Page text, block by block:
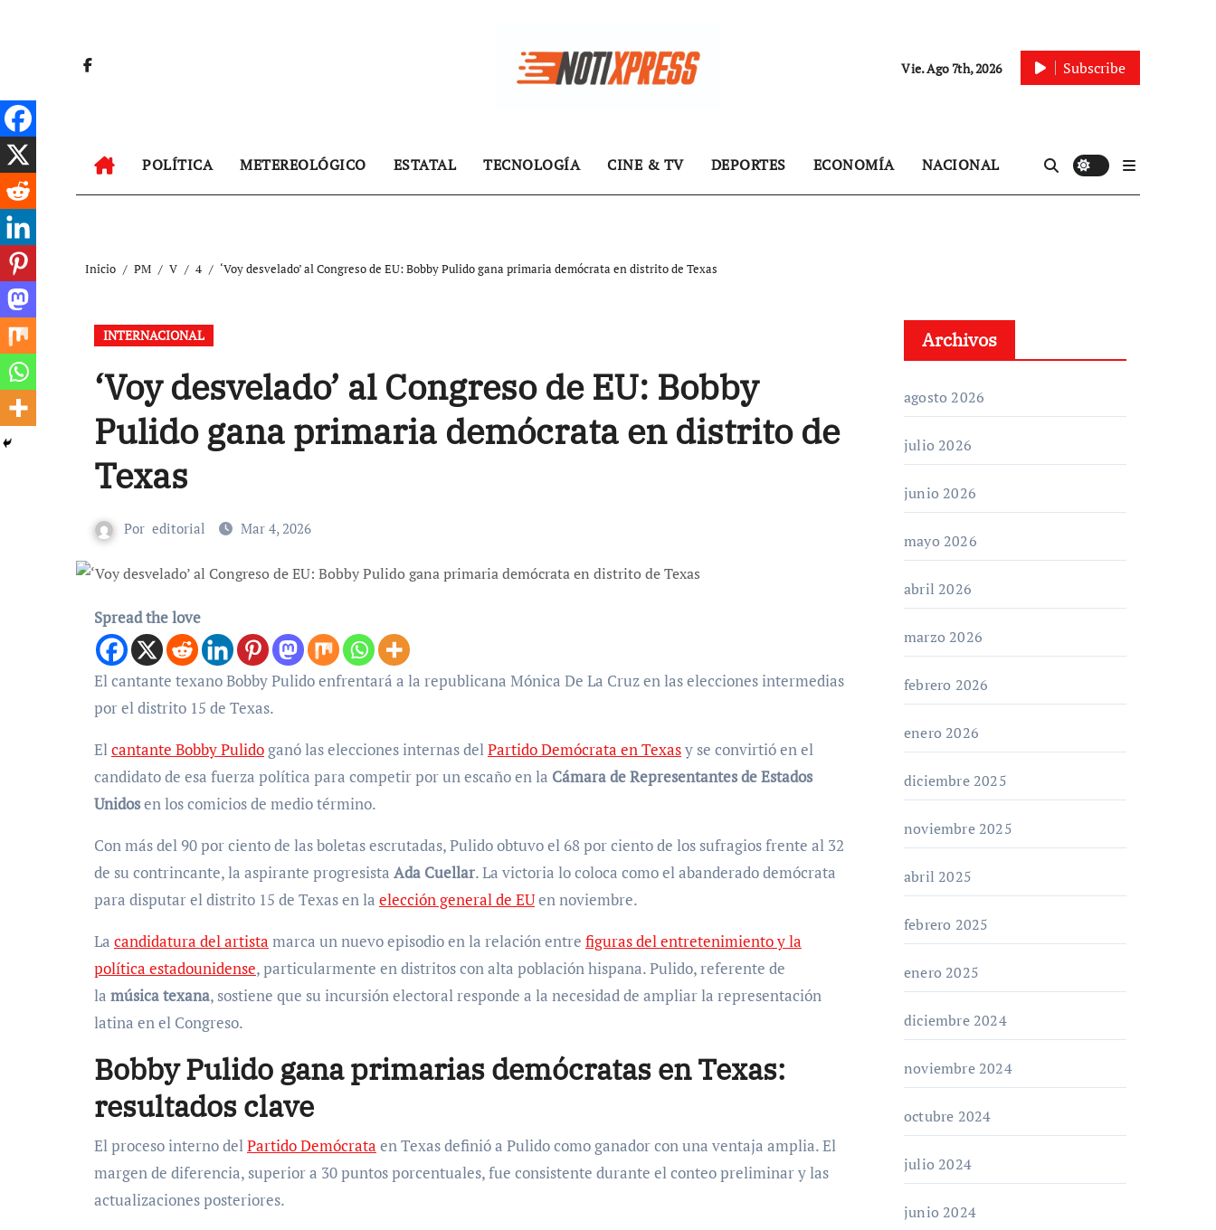
Vie. Ago 7th, 2026 Subscribe
POLÍTICA METEREOLÓGICO ESTATAL TECNOLOGÍA CINE & TV DEPORTES ECONOMÍA NACIONAL
Inicio PM V 4 ‘Voy desvelado’ al Congreso de EU: Bobby Pulido gana primaria demócrata en distrito de Texas
INTERNACIONAL
‘Voy desvelado’ al Congreso de EU: Bobby
Pulido gana primaria demócrata en distrito de
Texas
Por editorial Mar 4, 2026
Spread the love
El cantante texano Bobby Pulido enfrentará a la republicana Mónica De La Cruz en las elecciones intermedias
por el distrito 15 de Texas.
Elcantante Bobby Pulido ganó las elecciones internas delPartido Demócrata en Texasy se convirtió en el
candidato de esa fuerza política para competir por un escaño en la Cámara de Representantes de Estados
Unidosen los comicios de medio término.
Con más del 90 por ciento de las boletas escrutadas, Pulido obtuvo el 68 por ciento de los sufragios frente al 32
de su contrincante, la aspirante progresista Ada Cuellar. La victoria lo coloca como el abanderado demócrata
para disputar el distrito 15 de Texas en la elección general de EUen noviembre.
La candidatura del artista marca un nuevo episodio en la relación entre figuras del entretenimiento y la
política estadounidense, particularmente en distritos con alta población hispana. Pulido, referente de
la música texana, sostiene que su incursión electoral responde a la necesidad de ampliar la representación
latina en el Congreso.
Bobby Pulido gana primarias demócratas en Texas:
resultados clave
El proceso interno delPartido Demócrata en Texas definió a Pulido como ganador con una ventaja amplia. El
margen de diferencia, superior a 30 puntos porcentuales, fue consistente durante el conteo preliminar y las
actualizaciones posteriores.
Archivos
agosto 2026
julio 2026
junio 2026
mayo 2026
abril 2026
marzo 2026
febrero 2026
enero 2026
diciembre 2025
noviembre 2025
abril 2025
febrero 2025
enero 2025
diciembre 2024
noviembre 2024
octubre 2024
julio 2024
junio 2024